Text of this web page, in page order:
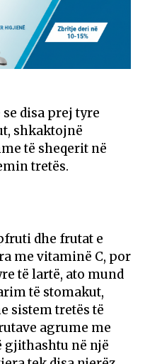
disa prej tyre
shkaktojnë
të sheqerit në
tretës.
dhe frutat e
me vitaminë C, por
të lartë, ato mund
të stomakut,
sistem tretës të
agrume me
gjithashtu në një